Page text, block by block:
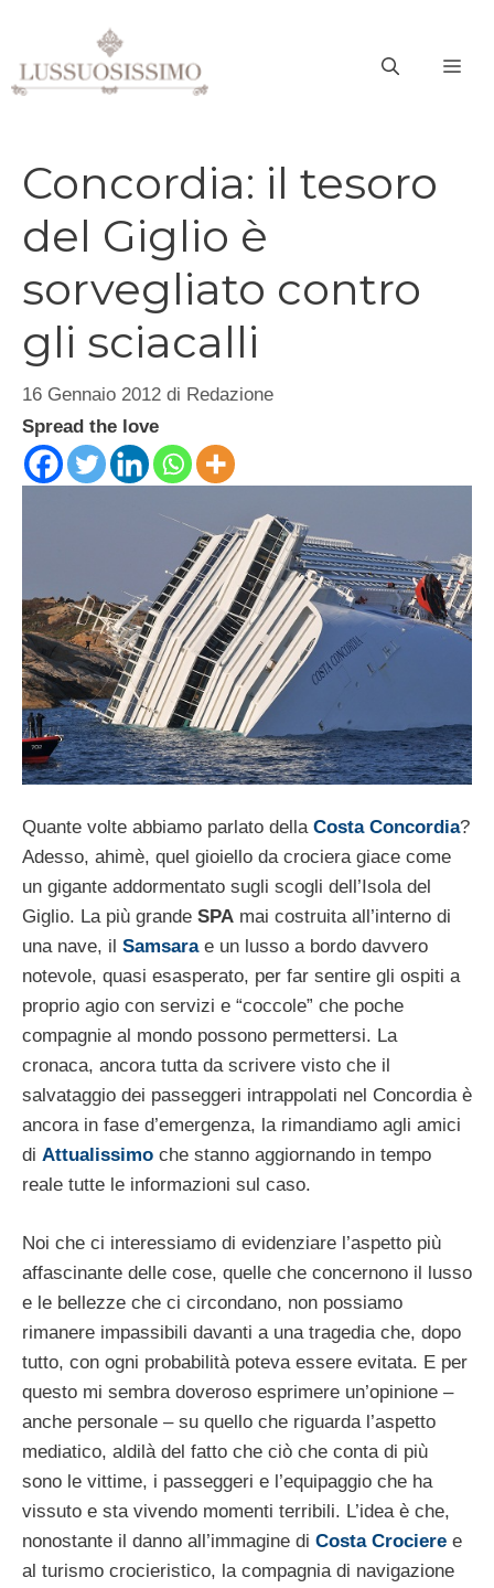
contenuto
Concordia: il tesoro
del Giglio è
sorvegliato contro
gli sciacalli
16 Gennaio 2012 di Redazione
Spread the love
Quante volte abbiamo parlato della Costa Concordia?
Adesso, ahimè, quel gioiello da crociera giace come
un gigante addormentato sugli scogli dell’Isola del
Giglio. La più grande SPA mai costruita all’interno di
una nave, il Samsarae un lusso a bordo davvero
notevole, quasi esasperato, per far sentire gli ospiti a
proprio agio con servizi e “coccole” che poche
compagnie al mondo possono permettersi. La
cronaca, ancora tutta da scrivere visto che il
salvataggio dei passeggeri intrappolati nel Concordia è
ancora in fase d’emergenza, la rimandiamo agli amici
di Attualissimo che stanno aggiornando in tempo
reale tutte le informazioni sul caso.
Noi che ci interessiamo di evidenziare l’aspetto più
affascinante delle cose, quelle che concernono il lusso
e le bellezze che ci circondano, non possiamo
rimanere impassibili davanti a una tragedia che, dopo
tutto, con ogni probabilità poteva essere evitata. E per
questo mi sembra doveroso esprimere un’opinione –
anche personale – su quello che riguarda l’aspetto
mediatico, aldilà del fatto che ciò che conta di più
sono le vittime, i passeggeri e l’equipaggio che ha
vissuto e sta vivendo momenti terribili. L’idea è che,
nonostante il danno all’immagine di Costa Crociere e
al turismo crocieristico, la compagnia di navigazione